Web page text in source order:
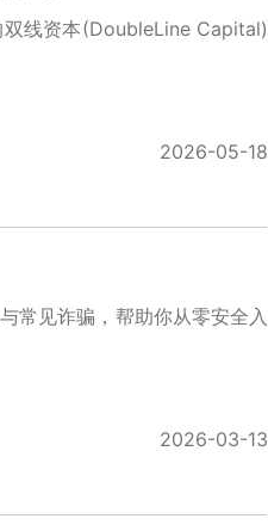
双线资本(DoubleLine Capital)
2026-05-18
常见诈骗，帮助你从零安全入
2026-03-13